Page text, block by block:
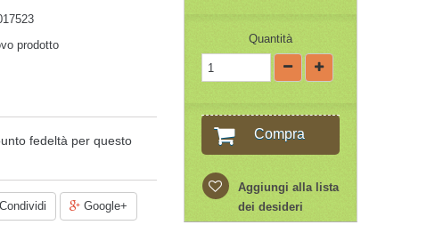
prodotto
fedeltà per questo
Google+
Quantità
Compra
Aggiungi alla lista
dei desideri